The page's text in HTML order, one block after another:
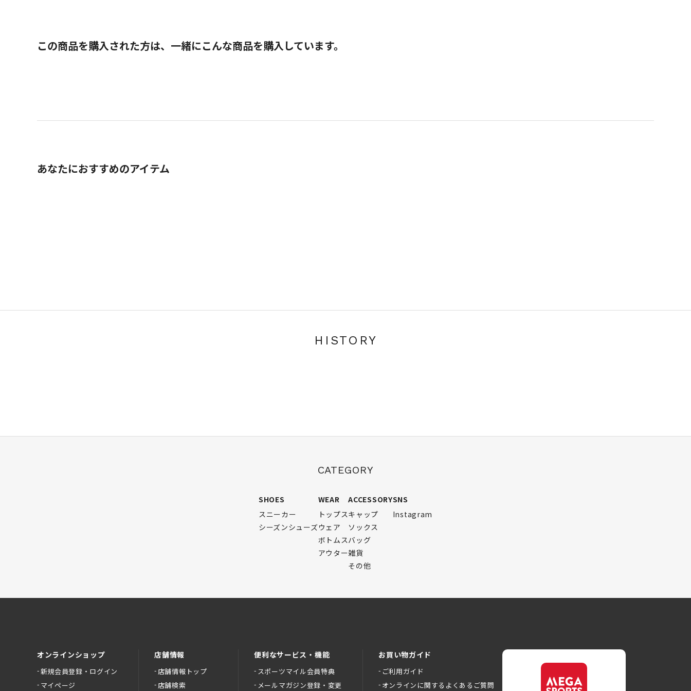
この商品を購入された方は、一緒にこんな商品を購入しています。
あなたにおすすめのアイテム
HISTORY
CATEGORY
SHOES
スニーカー
シーズンシューズ
WEAR
トップス
ウェア
ボトムス
アウター
ACCESSORY
キャップ
ソックス
バッグ
雑貨
その他
SNS
Instagram
オンラインショップ
新規会員登録・ログイン
マイページ
店舗情報
店舗情報トップ
店舗検索
便利なサービス・機能
スポーツマイル会員特典
メールマガジン登録・変更
お買い物ガイド
ご利用ガイド
オンラインに関するよくあるご質問